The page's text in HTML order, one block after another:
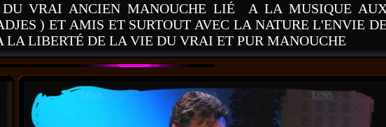
VRAI ANCIEN MANOUCHE LIÉ A LA MUSIQUE
) ET AMIS ET SURTOUT AVEC LA NATURE L'ENVIE
LA LIBERTÉ DE LA VIE DU VRAI ET PUR MANOUCHE